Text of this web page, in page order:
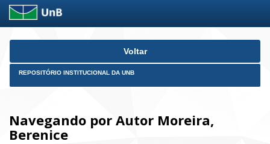
Skip
Voltar
REPOSITÓRIO INSTITUCIONAL DA UNB
Navegando por Autor Moreira,
Berenice